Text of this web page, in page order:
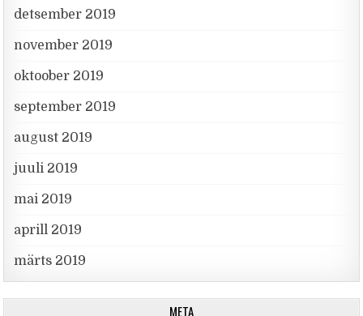
detsember 2019
november 2019
oktoober 2019
september 2019
august 2019
juuli 2019
mai 2019
aprill 2019
märts 2019
META